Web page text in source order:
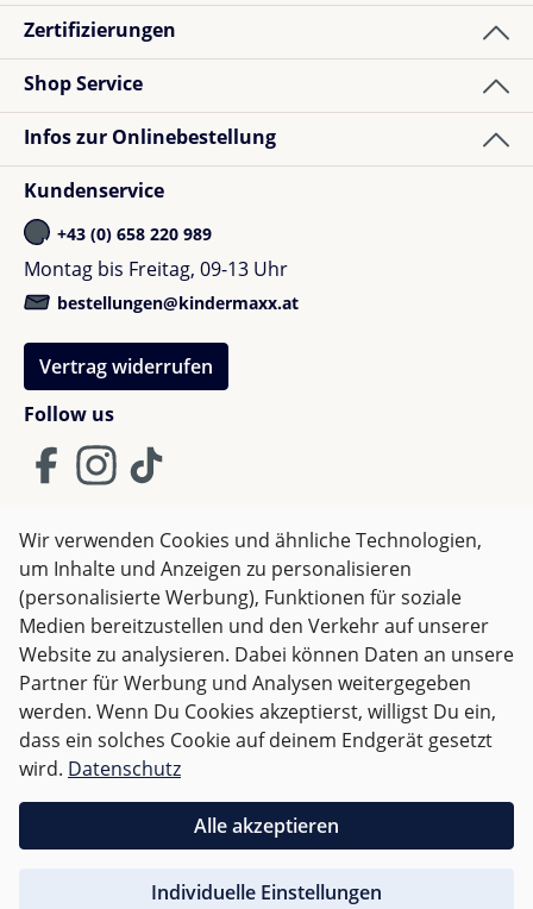
Zertifizierungen
Follow us
Shop Service
Infos zur Onlinebestellung
Kundenservice
+43 (0) 658 220 989
Montag bis Freitag, 09-13 Uhr
bestellungen@kindermaxx.at
Vertrag widerrufen
AGB Impressum
Datenschutz
Widerrufsrecht
Alle Preise inkl. gesetzl. Mehrwertsteuer zzgl.Versandkosten
und ggf. Nachnahmegebühren, wenn nicht anders
angegeben.
Für Österreich sind Bestellungen ab 50,- EUR
versandkostenfrei.
Für andere Länder wird nachGewicht abgerechnet
Wir verwenden Cookies und ähnliche Technologien,
um Inhalte und Anzeigen zu personalisieren
(personalisierte Werbung), Funktionen für soziale
Medien bereitzustellen und den Verkehr auf unserer
Website zu analysieren. Dabei können Daten an unsere
Partner für Werbung und Analysen weitergegeben
werden. Wenn Du Cookies akzeptierst, willigst Du ein,
dass ein solches Cookie auf deinem Endgerät gesetzt
wird. Datenschutz
Individuelle Einstellungen
Alle akzeptieren